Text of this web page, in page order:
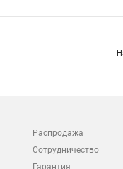
Распродажа
Сотрудничество
Гарантия